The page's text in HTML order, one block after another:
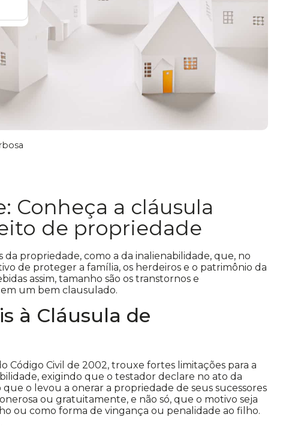
Conheça a cláusula
de propriedade
da propriedade, como a da inalienabilidade, que, no
de proteger a família, os herdeiros e o patrimônio da
assim, tamanho são os transtornos e
um bem clausulado.
à Cláusula de
Código Civil de 2002, trouxe fortes limitações para a
exigindo que o testador declare no ato da
o levou a onerar a propriedade de seus sucessores
ou gratuitamente, e não só, que o motivo seja
ou como forma de vingança ou penalidade ao filho.